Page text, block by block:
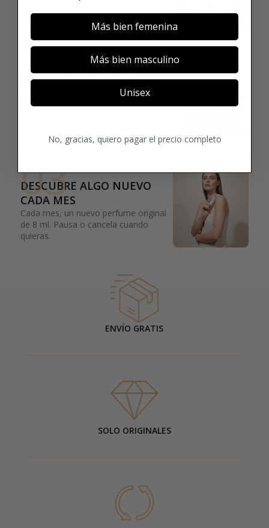
02
ELIGE TU PRIMER AROMA
Elige tu favorito. Tu primer perfume de
lujo se enviará justo después de la
03
DESCUBRE ALGO NUEVO
CADA MES
Cada mes, un nuevo perfume original
de 8 ml. Pausa o cancela cuando
quieras.
ENVÍO GRATIS
SOLO ORIGINALES
Más bien femenina
Más bien masculino
Unisex
No, gracias, quiero pagar el precio completo